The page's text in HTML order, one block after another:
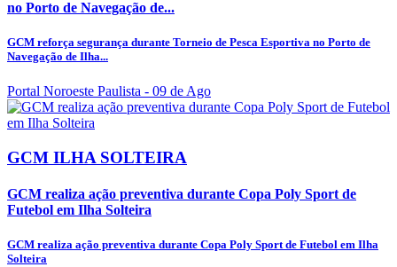
no Porto de Navegação de...
GCM reforça segurança durante Torneio de Pesca Esportiva no Porto de
Navegação de Ilha...
Portal Noroeste Paulista - 09 de Ago
GCM ILHA SOLTEIRA
GCM realiza ação preventiva durante Copa Poly Sport de
Futebol em Ilha Solteira
GCM realiza ação preventiva durante Copa Poly Sport de Futebol em Ilha
Solteira